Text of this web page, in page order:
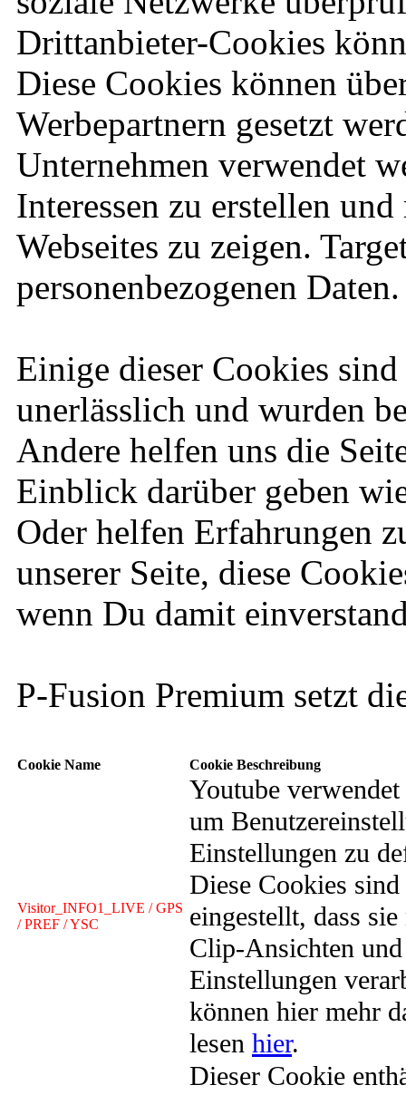
Drittanbieter-Cookies
Diese Cookies können
Werbepartnern gesetzt
Unternehmen verwendet
Interessen zu erstellen
Webseites zu zeigen.
personenbezogenen Daten.
Einige dieser Cookies
unerlässlich und wurden
Andere helfen uns die
Einblick darüber geben
Oder helfen Erfahrungen
unserer Seite, diese
wenn Du damit
P-Fusion Premium setzt
Cookie Name Cookie Beschreibung
Visitor_INFO1_LIVE / GPS
/ PREF / YSC
Youtube
um
Einstellungen zu
Diese Cookies sind
eingestellt, dass
Clip-Ansichten und
Einstellungen
können hier mehr
lesen hier.
Dieser Cookie